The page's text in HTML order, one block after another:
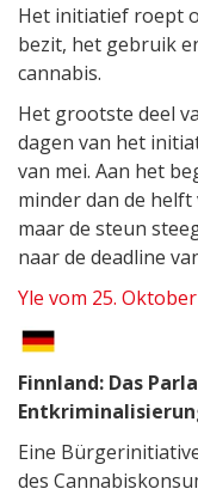
Het initiatief roept
bezit, het gebruik
cannabis.
Het grootste deel
dagen van het
van mei. Aan het
minder dan de
maar de steun
naar de deadline
Yle vom 25.
Finnland: Das
Eine
des